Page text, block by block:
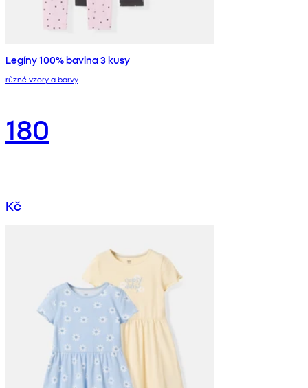
Legíny 100% bavlna 3 kusy
různé vzory a barvy
180
Kč